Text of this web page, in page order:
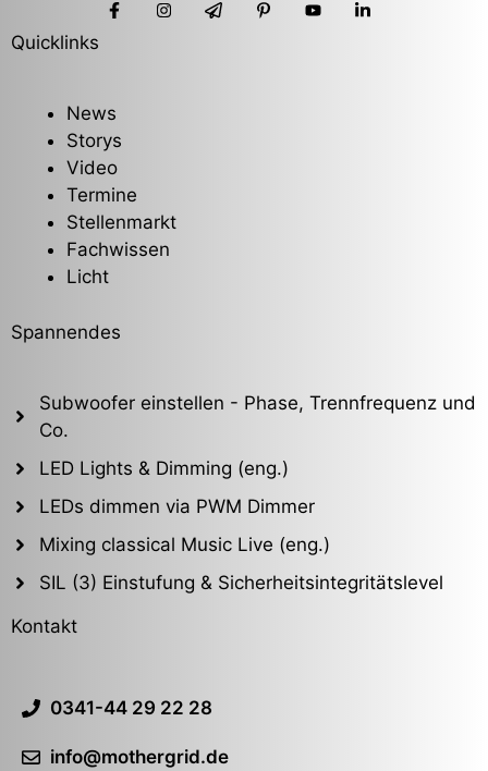
Quicklinks
News
Storys
Video
Termine
Stellenmarkt
Fachwissen
Licht
Spannendes
Subwoofer einstellen - Phase, Trennfrequenz und
Co.
LED Lights & Dimming (eng.)
LEDs dimmen via PWM Dimmer
Mixing classical Music Live (eng.)
SIL (3) Einstufung & Sicherheitsintegritätslevel
Kontakt
0341-44 29 22 28
info@mothergrid.de